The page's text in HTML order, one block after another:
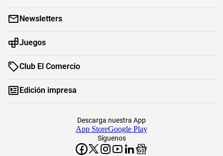
Newsletters
Juegos
Club El Comercio
Edición impresa
Síguenos
Descarga nuestra App
App StoreGoogle Play